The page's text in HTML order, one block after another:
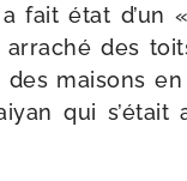
fait état d’un
des
des mai­sons
qui s’é­tait